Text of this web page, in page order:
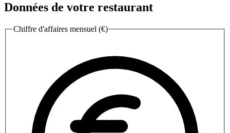
Données de votre restaurant
Chiffre d'affaires mensuel (€)